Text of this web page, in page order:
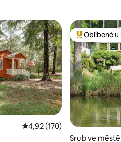
Průměrné hodnocení 4,92 z
4,92 (170)
Nejlepší v
Oblíbené u
Srub ve